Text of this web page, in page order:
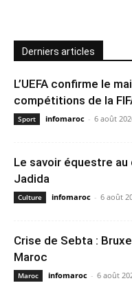
Derniers articles
L’UEFA confirme le
compétitions de la
Sport infomaroc - 6 août
Le savoir équestre au
Jadida
Culture infomaroc - 6 août
Crise de Sebta :
Maroc
Maroc infomaroc - 6 août